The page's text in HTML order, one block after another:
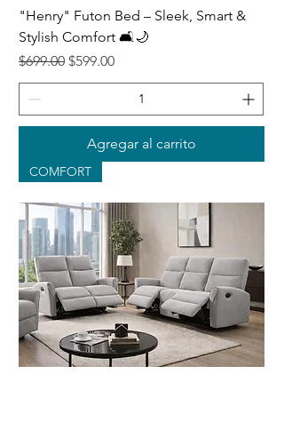
"Henry" Futon Bed – Sleek, Smart &
Stylish Comfort 🛋️🌙
Precio
$699.00 Precio de oferta
$599.00
Agregar al carrito
COMFORT